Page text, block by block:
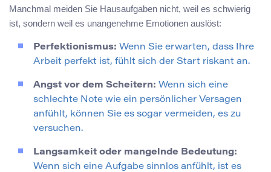
Manchmal meiden Sie Hausaufgaben nicht, weil es schwierig
ist, sondern weil es unangenehme Emotionen auslöst:
Perfektionismus: Wenn Sie erwarten, dass Ihre
Arbeit perfekt ist, fühlt sich der Start riskant an.
Angst vor dem Scheitern: Wenn sich eine
schlechte Note wie ein persönlicher Versagen
anfühlt, können Sie es sogar vermeiden, es zu
versuchen.
Langsamkeit oder mangelnde Bedeutung:
Wenn sich eine Aufgabe sinnlos anfühlt, ist es